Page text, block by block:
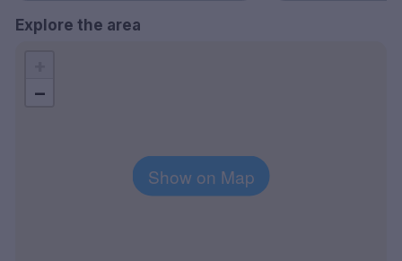
Explore the area
Show on Map
−